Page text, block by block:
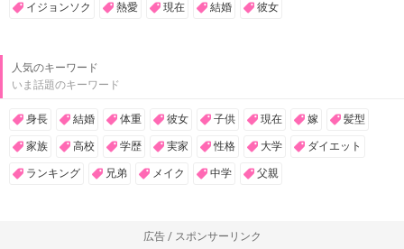
イジョンソク 熱愛 現在 結婚 彼女
人気のキーワード
いま話題のキーワード
身長 結婚 体重 彼女 子供 現在 嫁 髪型
家族 高校 学歴 実家 性格 大学 ダイエット
ランキング 兄弟 メイク 中学 父親
広告 / スポンサーリンク